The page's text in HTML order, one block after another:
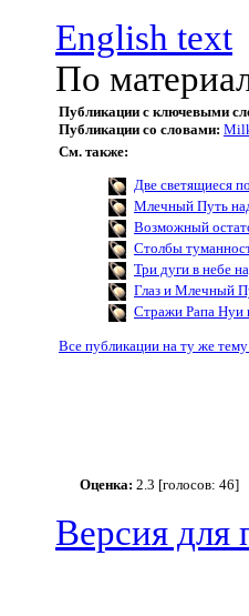
English text
По
Публикации с ключевыми
Публикации со словами:
См. также:
Две светящиеся
Млечный Путь
Возможный
Столбы
Три дуги в небе
Глаз и Млечный
Стражи Рапа
Все публикации на ту же
Оценка: 2.3 [голосов: 46]
Версия для